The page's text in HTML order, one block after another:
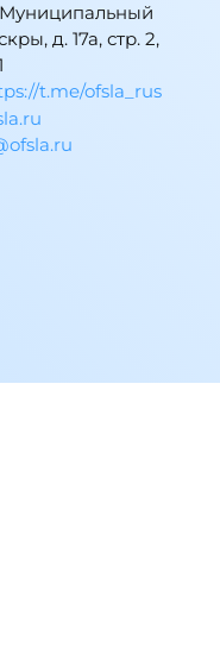
Муниципальный
д. 17а, стр. 2,
t.me/ofsla_rus